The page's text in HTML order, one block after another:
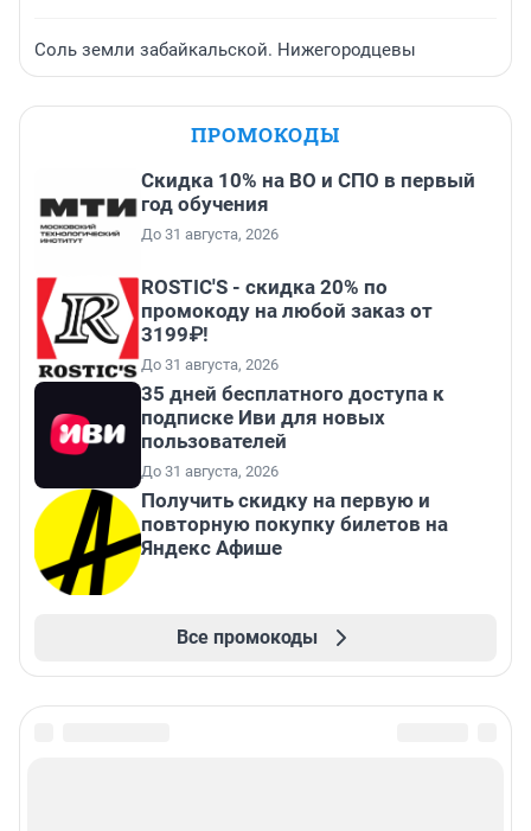
Соль земли забайкальской. Нижегородцевы
ПРОМОКОДЫ
Скидка 10% на ВО и СПО в первый
год обучения
До 31 августа, 2026
ROSTIC'S - скидка 20% по
промокоду на любой заказ от
3199₽!
До 31 августа, 2026
35 дней бесплатного доступа к
подписке Иви для новых
пользователей
До 31 августа, 2026
Получить скидку на первую и
повторную покупку билетов на
Яндекс Афише
Все промокоды